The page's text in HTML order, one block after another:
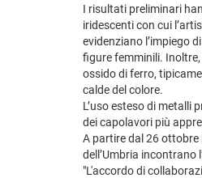
I risultati preliminari
iridescenti con cui
evidenziano l’impiego
figure femminili.
ossido di ferro,
calde del colore.
L’uso esteso di metalli
dei capolavori più
A partire dal 26 ottobre
dell’Umbria incontrano
"L'accordo di